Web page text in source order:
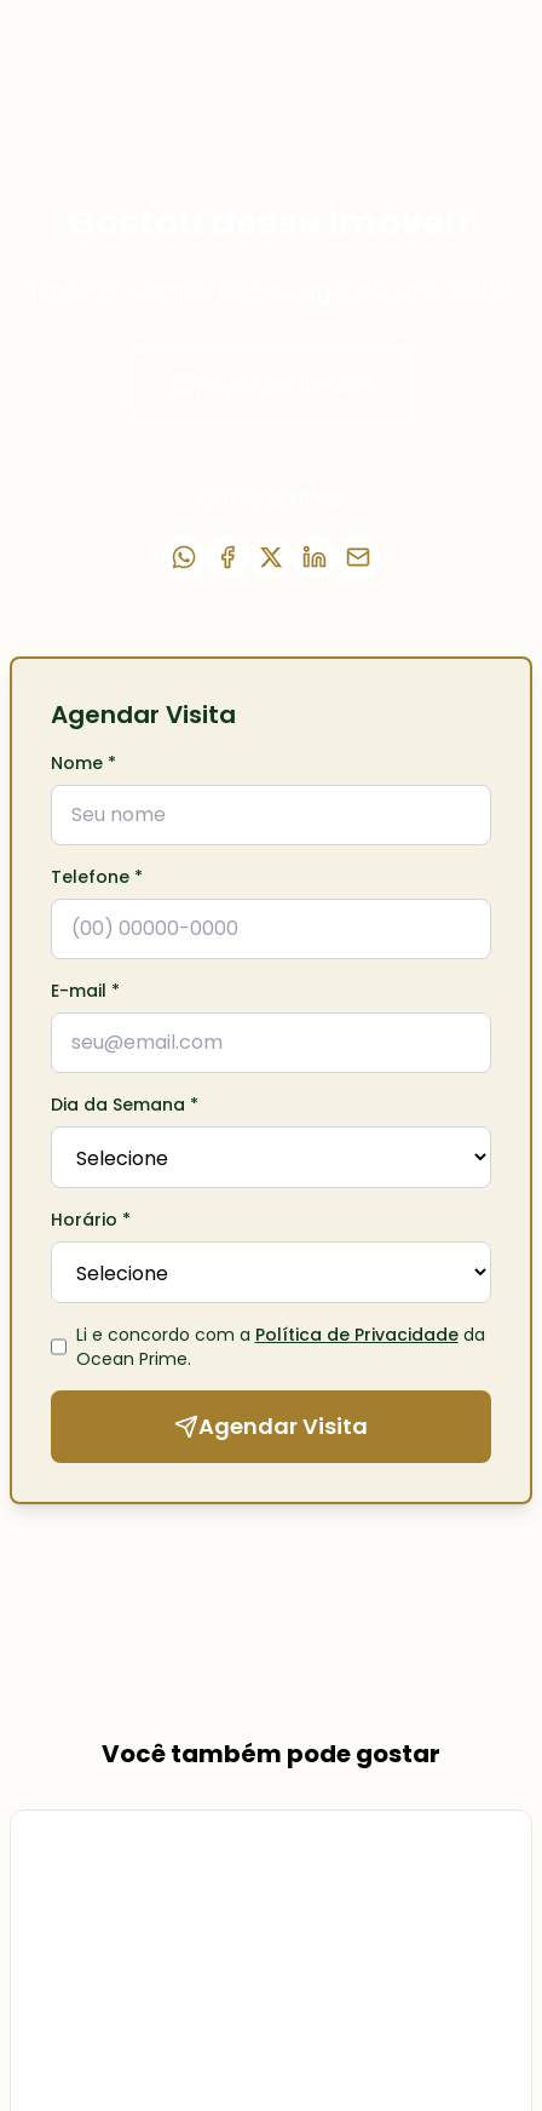
Agendar Visita
Nome *
Telefone *
E-mail *
Dia da Semana *
Horário *
Li e concordo com a Política de Privacidadeda
Ocean Prime.
Agendar Visita
Você também pode gostar